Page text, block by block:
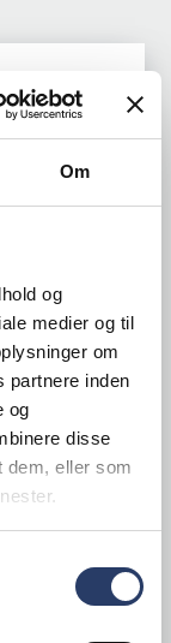
Om
og
medier og til
om
partnere inden
og
disse
dem, eller som